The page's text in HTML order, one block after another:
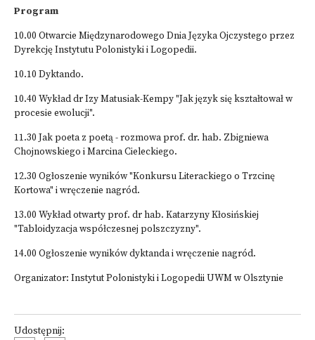
Program
10.00 Otwarcie Międzynarodowego Dnia Języka Ojczystego przez
Dyrekcję Instytutu Polonistyki i Logopedii.
10.10 Dyktando.
10.40 Wykład dr Izy Matusiak-Kempy "Jak język się kształtował w
procesie ewolucji".
11.30 Jak poeta z poetą - rozmowa prof. dr. hab. Zbigniewa
Chojnowskiego i Marcina Cieleckiego.
12.30 Ogłoszenie wyników "Konkursu Literackiego o Trzcinę
Kortowa" i wręczenie nagród.
13.00 Wykład otwarty prof. dr hab. Katarzyny Kłosińskiej
"Tabloidyzacja współczesnej polszczyzny".
14.00 Ogłoszenie wyników dyktanda i wręczenie nagród.
Organizator: Instytut Polonistyki i Logopedii UWM w Olsztynie
Udostępnij: